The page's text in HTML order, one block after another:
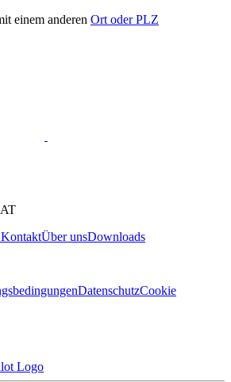
einem anderen Ort oder PLZ
Über unsDownloads
DatenschutzCookie